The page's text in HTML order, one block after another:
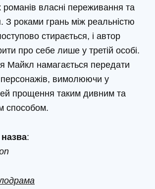
романів власні переживання та
З роками грань між реальністю
стирається, і автор
про себе лише у третій особі.
Майкл намагається передати
вимолюючи у
прощення таким дивним та
способом.
: